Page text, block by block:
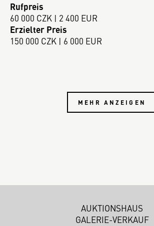
Rufpreis
60 000 CZK | 2 400 EUR
Erzielter Preis
150 000 CZK | 6 000 EUR
MEHR ANZEIGEN
AUKTIONSHAUS
GALERIE-VERKAUF